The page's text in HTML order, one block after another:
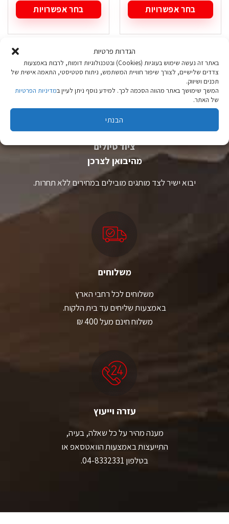
הגדרות פרטיות
באתר זה נעשה שימוש בעוגיות (Cookies) ובטכנולוגיות דומות, לרבות באמצעות
צדדים שלישיים, לצורך שיפור חוויית המשתמש, ניתוח סטטיסטי, התאמה אישית של
תכנים ושיווק.
המשך שימושך באתר מהווה הסכמה לכך. למידע נוסף ניתן לעיין במדיניות הפרטיות
של האתר.
הבנתי
בחר אפשרויות
זה
סוגים.
ניתן
לבחור
את
האפשרויות
בעמוד
בחר אפשרויות
זה
מספר
סוגים.
ניתן
את
בעמוד
ציוד טיולים
מהיבואן לצרכן
יבוא ישיר לצד מותגים מובילים במחירים ללא תחרות.
משלוחים
משלוחים לכל רחבי הארץ
באמצעות שליחים עד בית הלקוח.
משלוח חינם מעל 400 ₪
עזרה וייעוץ
מענה מהיר על כל שאלה, בעיה,
התייעצות באמצעות הוואטסאפ או
בטלפון 04-8332331.